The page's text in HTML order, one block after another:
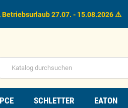
27.07. - 15.08.2026 ⚠️
PCE SCHLETTER EATON